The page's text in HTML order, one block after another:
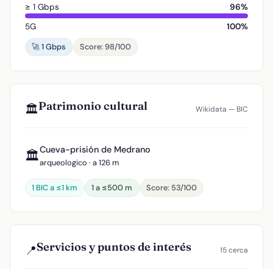
≥ 1 Gbps
96%
5G
100%
🚀 1 Gbps
Score: 98/100
🏛️Patrimonio cultural Wikidata — BIC
🏛️Cueva-prisión de Medrano
arqueologico · a 126 m
1 BIC a ≤1 km 1 a ≤500 m Score: 53/100
📍Servicios y puntos de interés 15 cerca